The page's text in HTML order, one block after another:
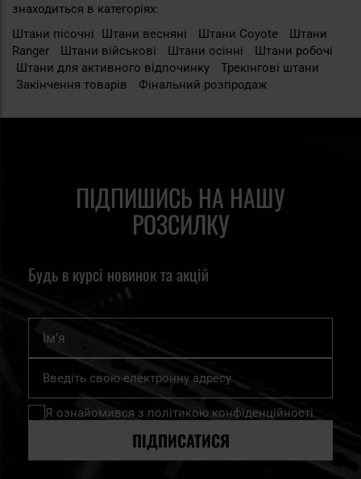
знаходиться в категоріях:
Штани пісочні
Штани весняні Штани Сoyote
Штани
Ranger
Штани військові Штани осінні
Штани робочі
Штани для активного відпочинку
Трекінгові штани
Закінчення товарів
Фінальний розпродаж
ПІДПИШИСЬ НА НАШУ
РОЗСИЛКУ
Будь в курсі новинок та акцій
Підпишіться
нашу
розсилку
Я ознайомився з політикою конфіденційності
ПІДПИСАТИСЯ